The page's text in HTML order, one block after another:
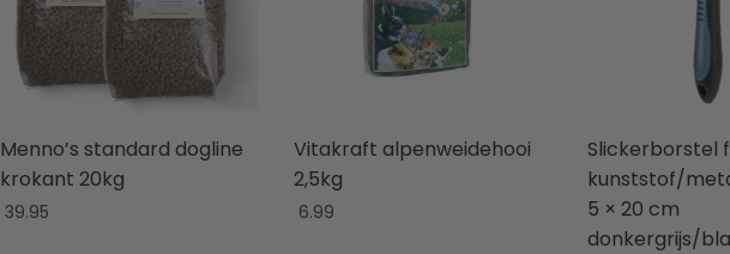
Menno’s standard dogline
krokant 20kg
39.95
Vitakraft alpenweidehooi
2,5kg
6.99
Slickerborstel
kunststof/
5 × 20 cm
donkergrijs/